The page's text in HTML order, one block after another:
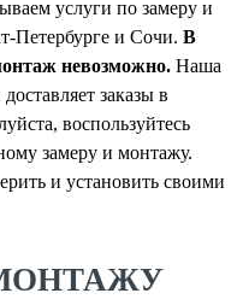
услуги по замеру и
Петербурге и Сочи. В
невозможно. Наша
заказы в
воспользуйтесь
замеру и монтажу.
и установить своими